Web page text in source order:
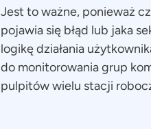
Jest to ważne, ponieważ
pojawia się błąd lub jaka
logikę działania
do monitorowania grup
pulpitów wielu stacji